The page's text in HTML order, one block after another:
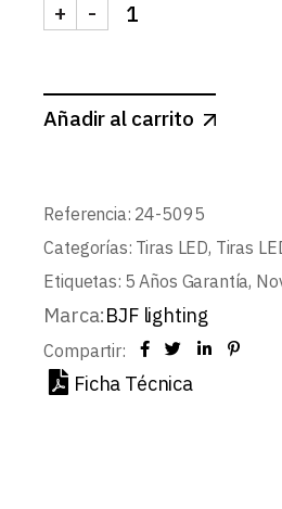
TIRA 24V PRO 10W/m
-
+
Añadir al carrito
Referencia: 24-5095
Categorías: Tiras LED, Tiras
Etiquetas: 5 Años Garantía,
Marca:BJF lighting
Compartir:
Ficha Técnica